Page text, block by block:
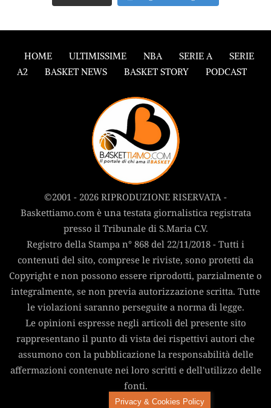
HOME ULTIMISSIME NBA SERIE A
SERIE
A2
BASKET NEWS BASKET STORY PODCAST
©2001 - 2026 RIPRODUZIONE RISERVATA -
Baskettiamo.com è una testata giornalistica registrata
presso il Tribunale di S.Maria C.V.
Registro della Stampa n° 868 del 22/11/2018 - Tutti i
contenuti del sito, comprese le riviste, sono protetti da
Copyright e non possono essere riprodotti, parzialmente o
integralmente, se non previa autorizzazione scritta. Tutte
le violazioni saranno perseguite a norma di legge.
Le opinioni espresse negli articoli del presente sito
rappresentano il punto di vista dei rispettivi autori che
assumono con la pubblicazione la responsabilità delle
affermazioni contenute nei loro scritti e dell'utilizzo delle
fonti.
Privacy & Cookies Policy